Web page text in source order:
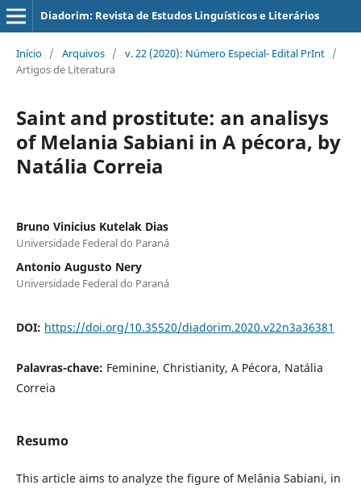
Diadorim: Revista de Estudos Linguísticos e Literários
Início / Arquivos / v. 22 (2020): Número Especial- Edital PrInt /
Artigos de Literatura
Saint and prostitute: an analisys
of Melania Sabiani in A pécora, by
Natália Correia
Bruno Vinicius Kutelak Dias
Universidade Federal do Paraná
Antonio Augusto Nery
Universidade Federal do Paraná
DOI: https://doi.org/10.35520/diadorim.2020.v22n3a36381
Palavras-chave: Feminine, Christianity, A Pécora, Natália
Correia
Resumo
This article aims to analyze the figure of Melânia Sabiani, in